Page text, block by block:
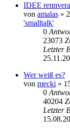
IDEE
von amalas »
'smalltalk'
0
23073
Letzter
Wer weiß es?
von mecki »
0
40204
Letzter